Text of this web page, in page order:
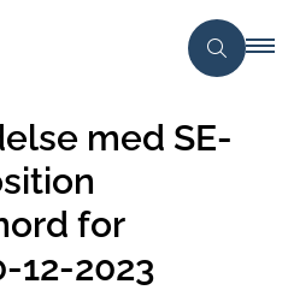
med SE-
for
12-2023